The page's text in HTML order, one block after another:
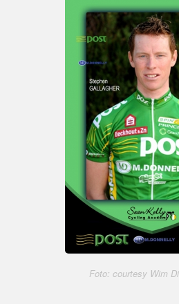
Foto: courtesy Wim